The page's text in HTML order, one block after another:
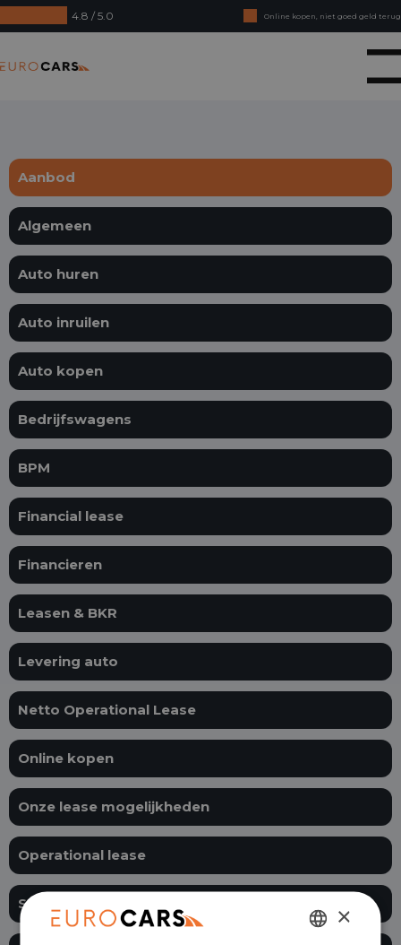
4.8 / 5.0
Online kopen, niet goed geld terug
Financial lease - Soepele acceptatie
Aanbod
Algemeen
Auto huren
Auto inruilen
Auto kopen
Bedrijfswagens
BPM
Financial lease
Financieren
Leasen & BKR
Levering auto
Netto Operational Lease
Online kopen
Onze lease mogelijkheden
Operational lease
Sale and leaseback ×